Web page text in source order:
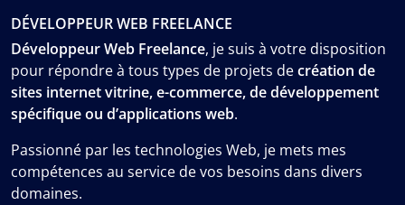
DÉVELOPPEUR WEB FREELANCE
Développeur Web Freelance, je suis à votre disposition
pour répondre à tous types de projets decréation de
sites internet vitrine, e-commerce, de développement
spécifique ou d’applications web.
Passionné par les technologies Web, je mets mes
compétences au service de vos besoins dans divers
domaines.